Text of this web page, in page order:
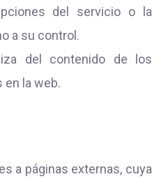
del servicio o la
a su control.
del contenido de los
la web.
a páginas externas, cuya